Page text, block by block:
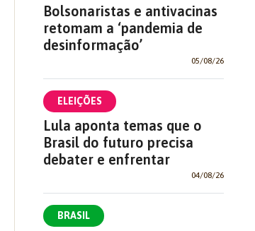
Bolsonaristas e antivacinas
retomam a ‘pandemia de
desinformação’
05/08/26
ELEIÇÕES
Lula aponta temas que o
Brasil do futuro precisa
debater e enfrentar
04/08/26
BRASIL